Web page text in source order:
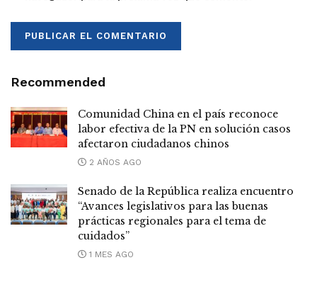
Recommended
Comunidad China en el país reconoce
labor efectiva de la PN en solución casos
afectaron ciudadanos chinos
2 AÑOS AGO
Senado de la República realiza encuentro
“Avances legislativos para las buenas
prácticas regionales para el tema de
cuidados”
1 MES AGO